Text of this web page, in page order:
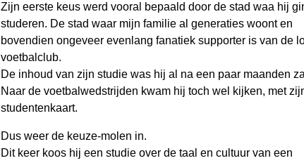
Zijn eerste keus werd vooral bepaald door de stad waa hij
studeren. De stad waar mijn familie al generaties woont en
bovendien ongeveer evenlang fanatiek supporter is van de
voetbalclub.
De inhoud van zijn studie was hij al na een paar maanden
Naar de voetbalwedstrijden kwam hij toch wel kijken, met
studentenkaart.
Dus weer de keuze-molen in.
Dit keer koos hij een studie over de taal en cultuur van een